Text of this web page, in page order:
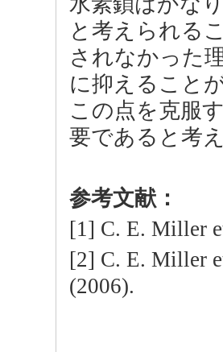
と考えられる
されなかった
に抑えること
この点を克服
要であると考
参考文献：
[1] C. E. Miller
[2] C. E. Miller
(2006).